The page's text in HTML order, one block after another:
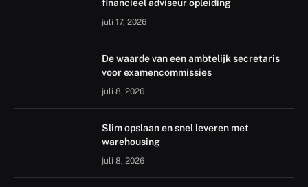
financieel adviseur opleiding
juli 17, 2026
De waarde van een ambtelijk secretaris
voor examencommissies
juli 8, 2026
Slim opslaan en snel leveren met
warehousing
juli 8, 2026